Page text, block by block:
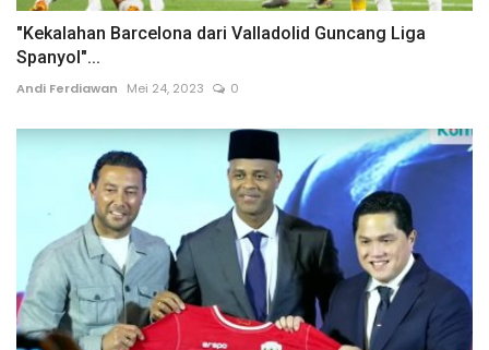
"Kekalahan Barcelona dari Valladolid Guncang Liga
Spanyol"...
Andi Ferdiawan Mei 24, 2023 0